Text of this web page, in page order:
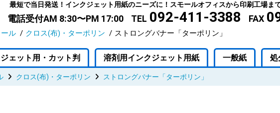
最短で当日発送！インクジェット用紙のニーズに！スモールオフィスから印刷工場ま
電話受付AM 8:30〜PM 17:00 TEL 092-411-3388 FAX
ル クロス(布)・ターポリン ストロングバナー「ターポリン」
ェット用・カット判 溶剤用インクジェット用紙 一般紙 処
クロス(布)・ターポリン ストロングバナー「ターポリン」